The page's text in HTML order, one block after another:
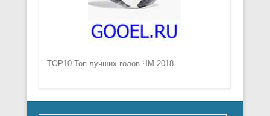
TOP10 Топ лучших голов ЧМ-2018